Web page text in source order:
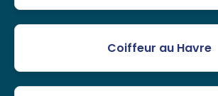
Coiffeur au Havre